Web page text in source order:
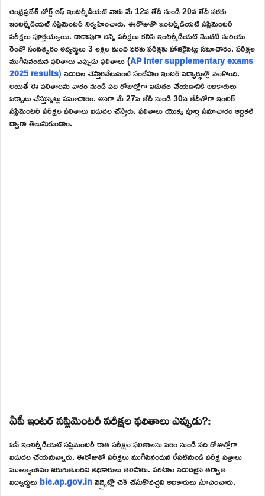
ఆంధ్రప్రదేశ్ బోర్డ్ ఆఫ్ ఇంటర్మీడియట్ వారు మే 12వ తేదీ నుండి 20వ తేదీ వరకు
ఇంటర్మీడియట్ సప్లిమెంటరీ నిర్వహించారు. ఈరోజుతో ఇంటర్మీడియట్ సప్లిమెంటరీ
పరీక్షలు పూర్తయ్యాయి. దాదాపుగా అన్ని పరీక్షలు కలిపి ఇంటర్మీడియట్ మొదటి మరియు
రెండో సంవత్సరం అభ్యర్థులు 3 లక్షల మంది వరకు పరీక్షకు హాజరైనట్లు సమాచారం. పరీక్షల
ముగిసినందున ఫలితాలు ఎప్పుడు ఫలితాలు (AP Inter supplementary exams
2025 results)విడుదల చేస్తారనేటువంటి సందేహం ఇంటర్ విద్యార్థుల్లో నెలకొంది.
అయితే ఈ ఫలితాలను వారం నుండి పది రోజుల్లోగా విడుదల చేయడానికి అధికారులు
ఏర్పాటు చేస్తున్నట్లు సమాచారం. అనగా మే 27వ తేదీ నుండి 30వ తేదీలోగా ఇంటర్
సప్లిమెంటరీ పరీక్షల ఫలితాలు విడుదల చేస్తారు. ఫలితాలు యొక్క పూర్తి సమాచారం ఆర్టికల్
ద్వారా తెలుసుకుందాం.
ఏపీ ఇంటర్ సప్లిమెంటరీ పరీక్షల ఫలితాలు ఎప్పుడు?:
ఏపీ ఇంటర్మీడియట్ సప్లిమెంటరీ రాత పరీక్షల ఫలితాలను వరం నుండి పది రోజుల్లోగా
విడుదల చేయనున్నారు. ఈరోజుతో పరీక్షలు ముగిసినందున రేపటినుండి పరీక్ష పత్రాలు
మూల్యాంకనం జరుగుతుందని అధికారులు తెలిపారు. పరిటాల విడుదలైన తర్వాత
విద్యార్థులుbie.ap.gov.inవెబ్సైట్లో చెక్ చేసుకోవచ్చని అధికారులు సూచించారు.